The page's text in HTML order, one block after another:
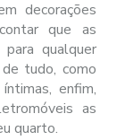
decorações
que as
qualquer
tudo, como
enfim,
as
quarto.